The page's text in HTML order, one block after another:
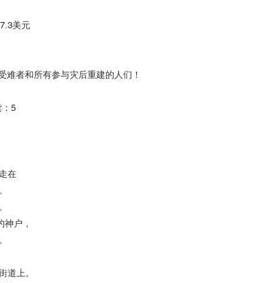
美元
难者和所有参与灾后重建的人们！
：5
在
神户，
道上。